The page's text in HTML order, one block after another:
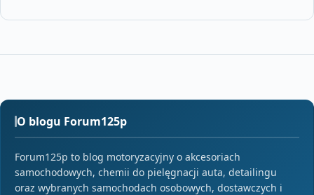
O blogu Forum125p
Forum125p to blog motoryzacyjny o akcesoriach
samochodowych, chemii do pielęgnacji auta, detailingu
oraz wybranych samochodach osobowych, dostawczych i